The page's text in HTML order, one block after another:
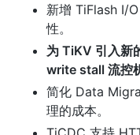
新增 TiFlash I/
性。
为 TiKV 引入新
write stall 流控
简化 Data
理的成本。